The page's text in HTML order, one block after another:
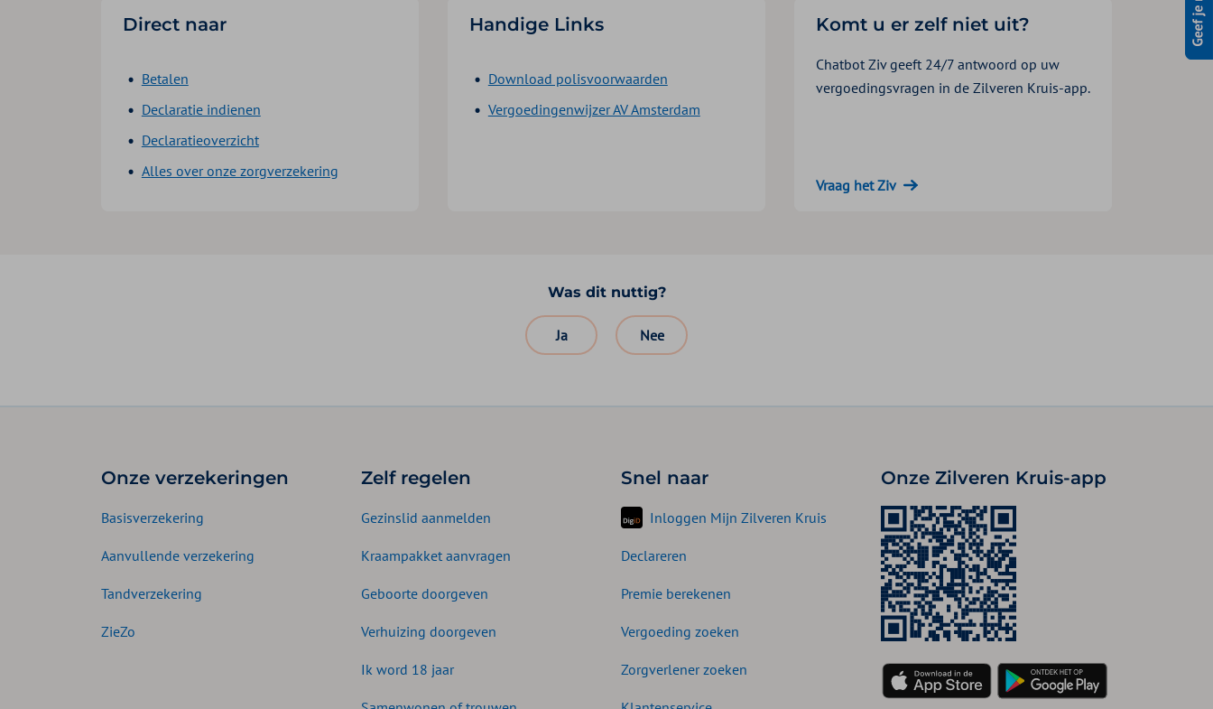
Direct naar
Betalen
Declaratie indienen
Declaratieoverzicht
Alles over onze zorgverzekering
Handige Links
Download polisvoorwaarden
Vergoedingenwijzer AV Amsterdam
Komt u er zelf niet uit?
Chatbot Ziv geeft 24/7 antwoord op uw
vergoedingsvragen in de Zilveren Kruis-app.
Vraag het Ziv
Was dit nuttig?
Ja Nee
Onze verzekeringen
Basisverzekering
Aanvullende verzekering
Tandverzekering
ZieZo
Zelf regelen
Gezinslid aanmelden
Kraampakket aanvragen
Geboorte doorgeven
Verhuizing doorgeven
Ik word 18 jaar
Snel naar
Inloggen Mijn Zilveren Kruis
Declareren
Premie berekenen
Vergoeding zoeken
Zorgverlener zoeken
Onze Zilveren Kruis-app